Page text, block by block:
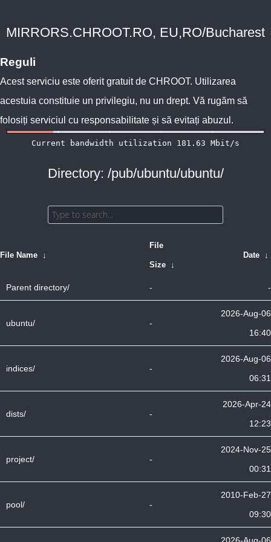
MIRRORS.CHROOT.RO, EU,RO/Bucharest
Reguli
Acest serviciu este oferit gratuit de CHROOT. Utilizarea
acestuia constituie un privilegiu, nu un drept. Vă rugăm să
folosiți serviciul cu responsabilitate și să evitați abuzul.
Directory: /pub/ubuntu/ubuntu/
File Name ↓
File
Size ↓
Date ↓
Parent directory/ - -
ubuntu/ -
2026-Aug-06
16:40
indices/ -
2026-Aug-06
06:31
dists/ -
2026-Apr-24
12:23
project/ -
2024-Nov-25
00:31
pool/ -
2010-Feb-27
09:30